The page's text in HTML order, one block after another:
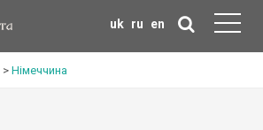
uk ru en
> Німеччина